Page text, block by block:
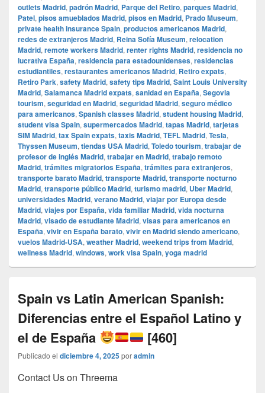
outlets Madrid, padrón Madrid, Parque del Retiro, parques Madrid,
Patel, pisos amueblados Madrid, pisos en Madrid, Prado Museum,
private health insurance Spain, productos americanos Madrid,
redes de extranjeros Madrid, Reina Sofía Museum, relocation
Madrid, remote workers Madrid, renter rights Madrid, residencia no
lucrativa España, residencia para estadounidenses, residencias
estudiantiles, restaurantes americanos Madrid, Retiro expats,
Retiro Park, safety Madrid, safety tips Madrid, Saint Louis University
Madrid, Salamanca Madrid expats, sanidad en España, Segovia
tourism, seguridad en Madrid, seguridad Madrid, seguro médico
para americanos, Spanish classes Madrid, student housing Madrid,
student visa Spain, supermercados Madrid, tapas Madrid, tarjetas
SIM Madrid, tax Spain expats, taxis Madrid, TEFL Madrid, Tesla,
Thyssen Museum, tiendas USA Madrid, Toledo tourism, trabajar de
profesor de inglés Madrid, trabajar en Madrid, trabajo remoto
Madrid, trámites migratorios España, trámites para extranjeros,
transporte barato Madrid, transporte Madrid, transporte nocturno
Madrid, transporte público Madrid, turismo madrid, Uber Madrid,
universidades Madrid, verano Madrid, viajar por Europa desde
Madrid, viajes por España, vida familiar Madrid, vida nocturna
Madrid, visado de estudiante Madrid, visas para americanos en
España, vivir en España barato, vivir en Madrid siendo americano,
vuelos Madrid-USA, weather Madrid, weekend trips from Madrid,
wellness Madrid, windows, work visa Spain, yoga madrid
Spain vs Latin American Spanish:
Diferencias entre el Español Latino y
el de España
[460]
Publicado el diciembre 4, 2025poradmin
Contact Us on Threema